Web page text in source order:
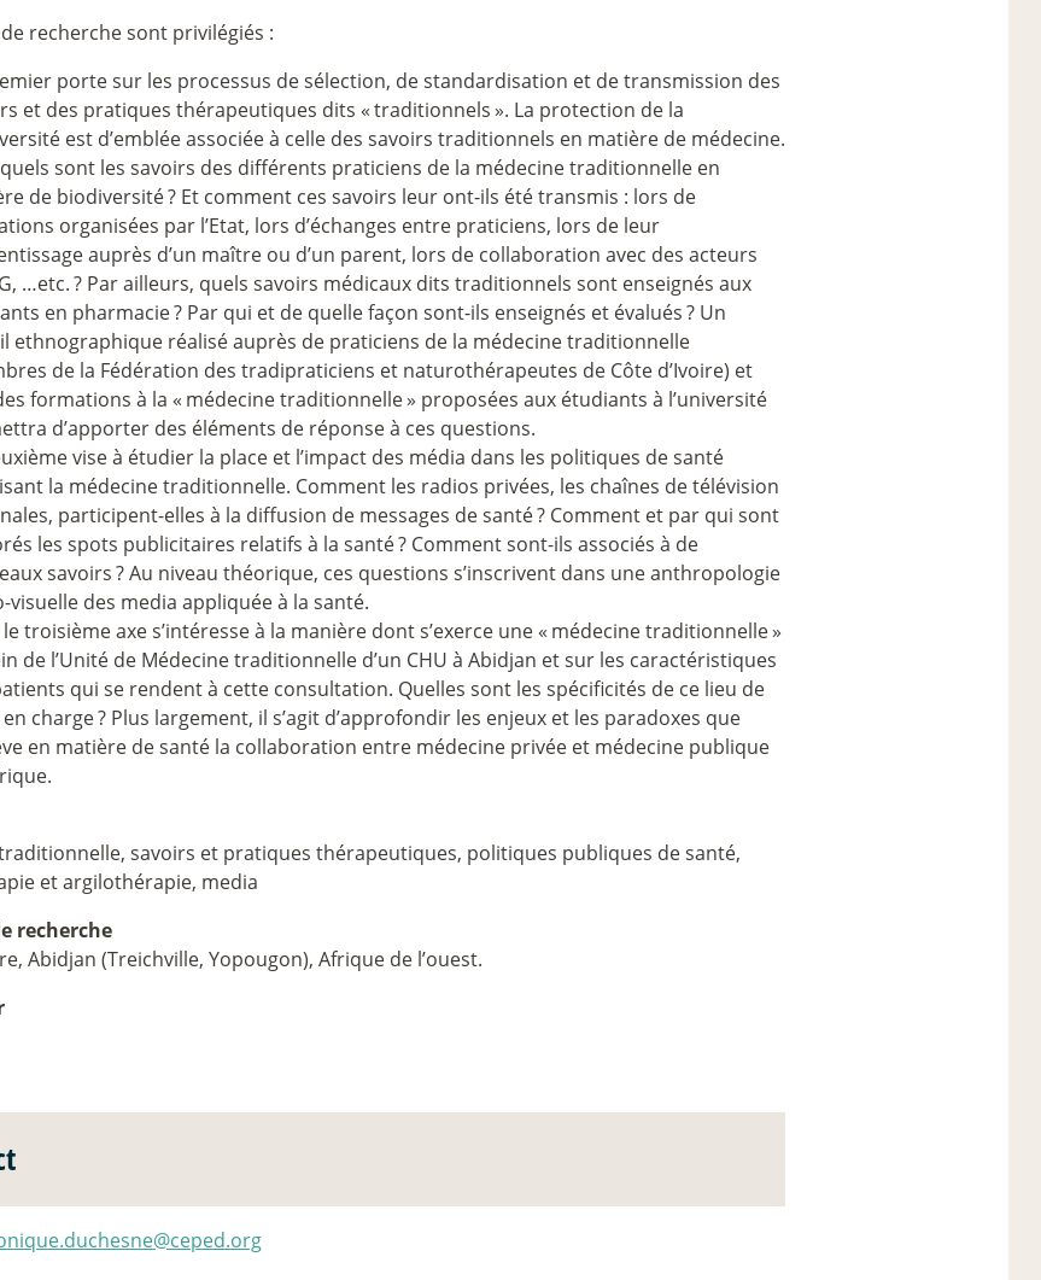
recherche sont privilégiés :
porte sur les processus de sélection, de standardisation et de transmission des
et des pratiques thérapeutiques dits «traditionnels». La protection de la
est d’emblée associée à celle des savoirs traditionnels en matière de médecine.
sont les savoirs des différents praticiens de la médecine traditionnelle en
de biodiversité? Et comment ces savoirs leur ont-ils été transmis : lors de
organisées par l’Etat, lors d’échanges entre praticiens, lors de leur
auprès d’un maître ou d’un parent, lors de collaboration avec des acteurs
…etc.? Par ailleurs, quels savoirs médicaux dits traditionnels sont enseignés aux
en pharmacie? Par qui et de quelle façon sont-ils enseignés et évalués? Un
ethnographique réalisé auprès de praticiens de la médecine traditionnelle
de la Fédération des tradipraticiens et naturothérapeutes de Côte d’Ivoire) et
formations à la « médecine traditionnelle» proposées aux étudiants à l’université
d’apporter des éléments de réponse à ces questions.
vise à étudier la place et l’impact des média dans les politiques de santé
la médecine traditionnelle. Comment les radios privées, les chaînes de télévision
participent-elles à la diffusion de messages de santé? Comment et par qui sont
les spots publicitaires relatifs à la santé? Comment sont-ils associés à de
savoirs? Au niveau théorique, ces questions s’inscrivent dans une anthropologie
visuelle des media appliquée à la santé.
troisième axe s’intéresse à la manière dont s’exerce une « médecine traditionnelle»
de l’Unité de Médecine traditionnelle d’un CHU à Abidjan et sur les caractéristiques
qui se rendent à cette consultation. Quelles sont les spécificités de ce lieu de
charge? Plus largement, il s’agit d’approfondir les enjeux et les paradoxes que
en matière de santé la collaboration entre médecine privée et médecine publique
savoirs et pratiques thérapeutiques, politiques publiques de santé,
et argilothérapie, media
recherche
Abidjan (Treichville, Yopougon), Afrique de l’ouest.